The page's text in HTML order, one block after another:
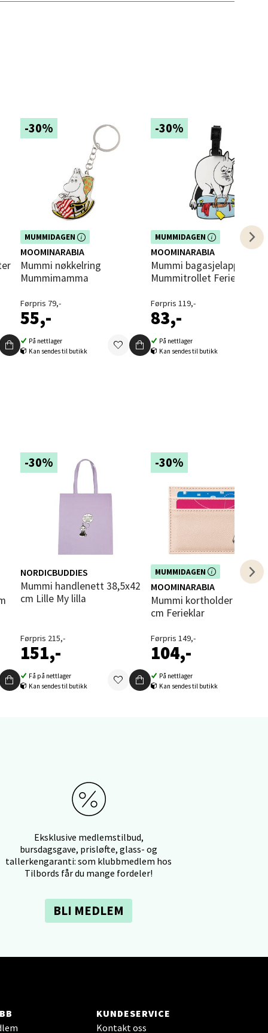
-30%
MUMMIDAGEN
Dette produktet er inkludert i vår
kampanje. Benytt deg av rabatten i
dag!
MOOMINARABIA
Mummi nøkkelring
Mummimamma
Førpris 79,-
55,-
På nettlager
Kan sendes til butikk
-30%
MUMMIDAGEN
Dette produktet er inkludert i vår
kampanje. Benytt deg av rabatten i
dag!
MOOMINARABIA
Mummi bagasjelapp 19 cm
Mummitrollet Ferieklar
Førpris 119,-
83,-
På nettlager
Kan sendes til butikk
-30%
NORDICBUDDIES
Mummi handlenett 38,5x42
cm Lille My lilla
Førpris 215,-
151,-
Få på nettlager
Kan sendes til butikk
-30%
MUMMIDAGEN
Dette produktet er inkludert i vår
kampanje. Benytt deg av rabatten i
dag!
MOOMINARABIA
Mummi kortholder 10,5x7,5
cm Ferieklar
Førpris 149,-
104,-
På nettlager
Kan sendes til butikk
Eksklusive medlemstilbud,
bursdagsgave, prisløfte, glass- og
tallerkengaranti: som klubbmedlem hos
Tilbords får du mange fordeler!
BLI MEDLEM
KUNDESERVICE
Kontakt oss